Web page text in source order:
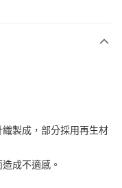
業銀行
業銀行
製成，部分採用再生材
成不適感。